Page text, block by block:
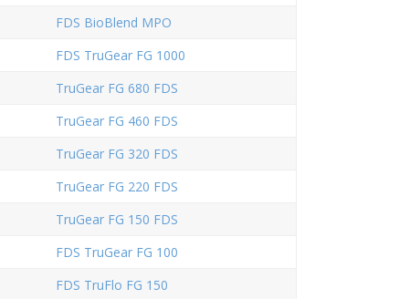
FDS BioBlend MPO
FDS TruGear FG 1000
TruGear FG 680 FDS
TruGear FG 460 FDS
TruGear FG 320 FDS
TruGear FG 220 FDS
TruGear FG 150 FDS
FDS TruGear FG 100
FDS TruFlo FG 150